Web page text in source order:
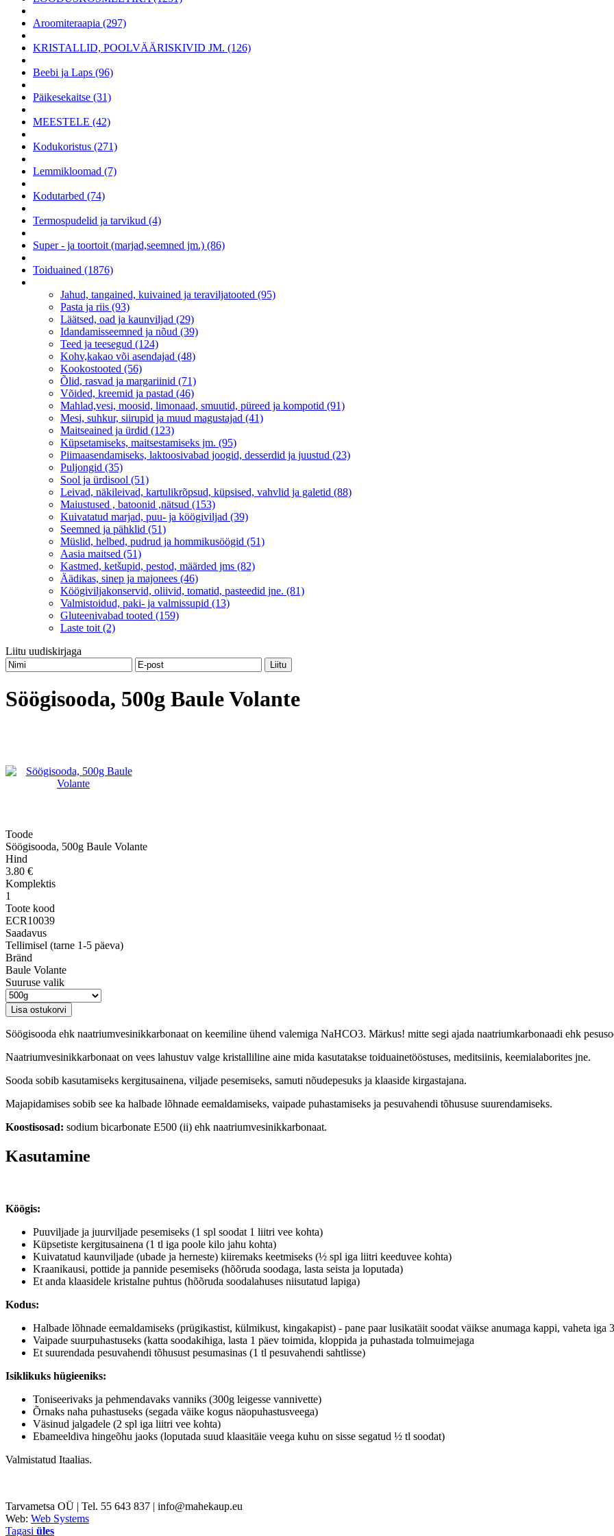
Aroomiteraapia (297)
KRISTALLID, POOLVÄÄRISKIVID JM. (126)
Beebi ja Laps (96)
Päikesekaitse (31)
MEESTELE (42)
Kodukoristus (271)
Lemmikloomad (7)
Kodutarbed (74)
Termospudelid ja tarvikud (4)
Super - ja toortoit (marjad,seemned jm.) (86)
Toiduained (1876)
Jahud, tangained, kuivained ja teraviljatooted (95)
Pasta ja riis (93)
Läätsed, oad ja kaunviljad (29)
Idandamisseemned ja nõud (39)
Teed ja teesegud (124)
Kohv,kakao või asendajad (48)
Kookostooted (56)
Õlid, rasvad ja margariinid (71)
Võided, kreemid ja pastad (46)
Mahlad,vesi, moosid, limonaad, smuutid, püreed ja kompotid (91)
Mesi, suhkur, siirupid ja muud magustajad (41)
Maitseained ja ürdid (123)
Küpsetamiseks, maitsestamiseks jm. (95)
Piimaasendamiseks, laktoosivabad joogid, desserdid ja juustud (23)
Puljongid (35)
Sool ja ürdisool (51)
Leivad, näkileivad, kartulikrõpsud, küpsised, vahvlid ja galetid (88)
Maiustused , batoonid ,nätsud (153)
Kuivatatud marjad, puu- ja köögiviljad (39)
Seemned ja pähklid (51)
Müslid, helbed, pudrud ja hommikusöögid (51)
Aasia maitsed (51)
Kastmed, ketšupid, pestod, määrded jms (82)
Äädikas, sinep ja majonees (46)
Köögiviljakonservid, oliivid, tomatid, pasteedid jne. (81)
Valmistoidud, paki- ja valmissupid (13)
Gluteenivabad tooted (159)
Laste toit (2)
Liitu uudiskirjaga
Söögisooda, 500g Baule Volante
Toode
Söögisooda, 500g Baule Volante
Hind
3.80 €
Komplektis
1
Toote kood
ECR10039
Saadavus
Tellimisel (tarne 1-5 päeva)
Bränd
Baule Volante
Suuruse valik
Söögisooda ehk naatriumvesinikkarbonaat on keemiline ühend valemiga NaHCO3. Märkus! mitte segi ajada naatriumkarbonaadi ehk
Naatriumvesinikkarbonaat on vees lahustuv valge kristalliline aine mida kasutatakse toiduainetööstuses, meditsiinis, keemialaborites jne.
Sooda sobib kasutamiseks kergitusainena, viljade pesemiseks, samuti nõudepesuks ja klaaside kirgastajana.
Majapidamises sobib see ka halbade lõhnade eemaldamiseks, vaipade puhastamiseks ja pesuvahendi tõhususe suurendamiseks.
Koostisosad: sodium bicarbonate E500 (ii) ehk naatriumvesinikkarbonaat.
Kasutamine
Köögis:
Puuviljade ja juurviljade pesemiseks (1 spl soodat 1 liitri vee kohta)
Küpsetiste kergitusainena (1 tl iga poole kilo jahu kohta)
Kuivatatud kaunviljade (ubade ja herneste) kiiremaks keetmiseks (½ spl iga liitri keeduvee kohta)
Kraanikausi, pottide ja pannide pesemiseks (hõõruda soodaga, lasta seista ja loputada)
Et anda klaasidele kristalne puhtus (hõõruda soodalahuses niisutatud lapiga)
Kodus:
Halbade lõhnade eemaldamiseks (prügikastist, külmikust, kingakapist) - pane paar lusikatäit soodat väikse anumaga kappi, vaheta iga
Vaipade suurpuhastuseks (katta soodakihiga, lasta 1 päev toimida, kloppida ja puhastada tolmuimejaga
Et suurendada pesuvahendi tõhusust pesumasinas (1 tl pesuvahendi sahtlisse)
Isiklikuks hügieeniks:
Toniseerivaks ja pehmendavaks vanniks (300g leigesse vannivette)
Õrnaks naha puhastuseks (segada väike kogus näopuhastusveega)
Väsinud jalgadele (2 spl iga liitri vee kohta)
Ebameeldiva hingeõhu jaoks (loputada suud klaasitäie veega kuhu on sisse segatud ½ tl soodat)
Valmistatud Itaalias.
Tarvametsa OÜ | Tel. 55 643 837 | info@mahekaup.eu
Web: Web Systems
Tagasi üles